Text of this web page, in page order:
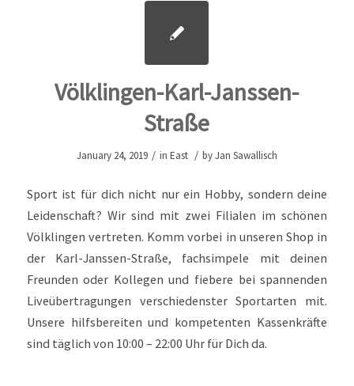
Völklingen-Karl-Janssen-
Straße
January 24, 2019 / in East / byJan Sawallisch
Sport ist für dich nicht nur ein Hobby, sondern deine
Leidenschaft? Wir sind mit zwei Filialen im schönen
Völklingen vertreten. Komm vorbei in unseren Shop in
der Karl-Janssen-Straße, fachsimpele mit deinen
Freunden oder Kollegen und fiebere bei spannenden
Liveübertragungen verschiedenster Sportarten mit.
Unsere hilfsbereiten und kompetenten Kassenkräfte
sind täglich von 10:00 – 22:00 Uhr für Dich da.